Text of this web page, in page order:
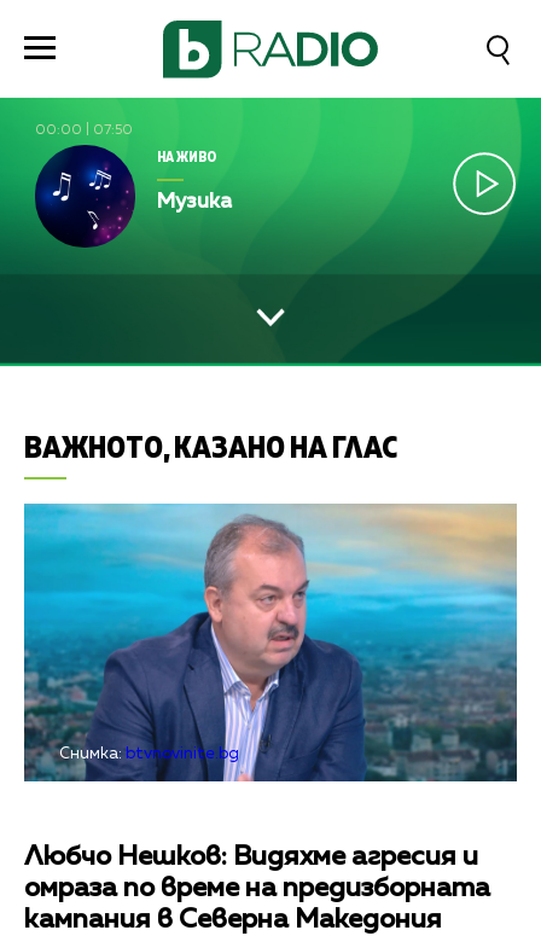
00:00 07:50
НА ЖИВО
Музика
ВАЖНОТО, КАЗАНО НА ГЛАС
Снимка: btvnovinite.bg
Любчо Нешков: Видяхме агресия и
омраза по време на предизборната
кампания в Северна Македония